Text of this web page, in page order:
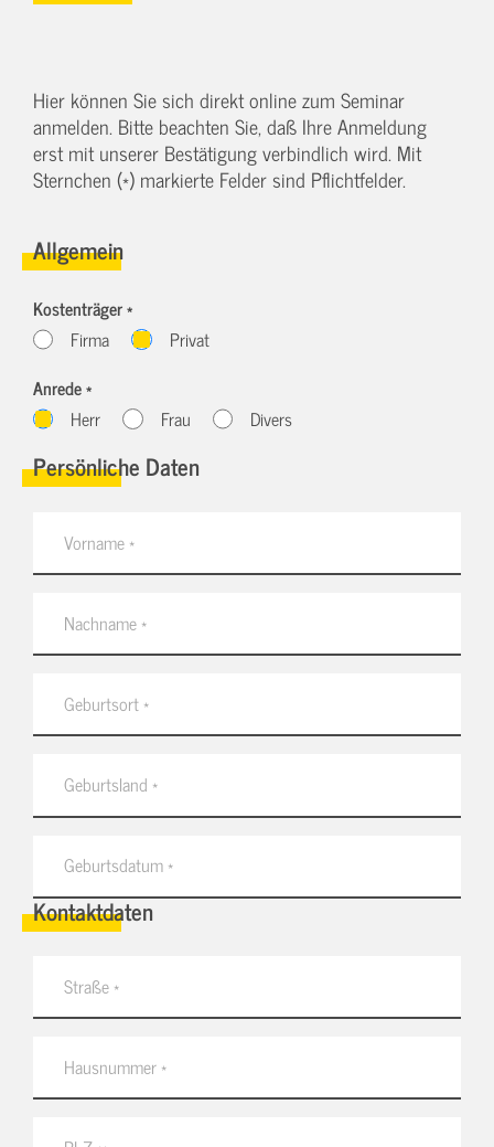
Hier können Sie sich direkt online zum Seminar
anmelden. Bitte beachten Sie, daß Ihre Anmeldung
erst mit unserer Bestätigung verbindlich wird. Mit
Sternchen (*) markierte Felder sind Pflichtfelder.
Allgemein
Kostenträger *
Firma
Privat
Anrede *
Herr
Frau Divers
Persönliche Daten
Kontaktdaten